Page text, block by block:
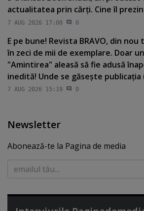
actualitatea prin cărţi. Cine îl
7 AUG 2026 17:00 0
E pe bune! Revista BRAVO, din
în zeci de mii de exemplare. Doar
"Amintirea" aleasă să fie adusă
inedită! Unde se găseşte publicaţia
7 AUG 2026 15:19 0
Newsletter
Abonează-te la Pagina de media